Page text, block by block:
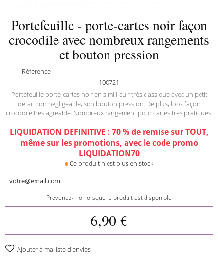
Portefeuille - porte-cartes noir façon
crocodile avec nombreux rangements
et bouton pression
Référence
100721
Portefeuille porte-cartes noir en simili-cuir très classique avec un petit
détail non négligeable, son bouton pression. De plus, look façon
crocodile très agréable. Nombreux rangement pour cartes très pratiques.
LIQUIDATION DEFINITIVE : 70 % de remise sur TOUT,
même sur les promotions, avec le code promo
LIQUIDATION70
Ce produit n'est plus en stock
Prévenez-moi lorsque le produit est disponible
6,90 €
Ajouter à ma liste d'envies